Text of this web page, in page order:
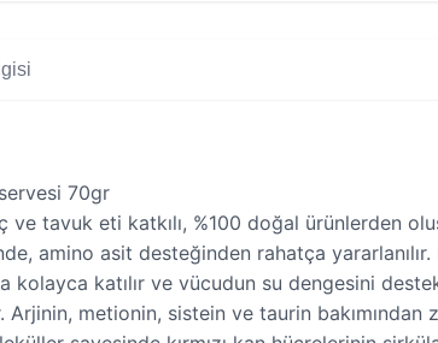
70gr
tavuk eti katkılı, %100 doğal ürünlerden
amino asit desteğinden rahatça
katılır ve vücudun su dengesini
Arjinin, metionin, sistein ve taurin bakımından